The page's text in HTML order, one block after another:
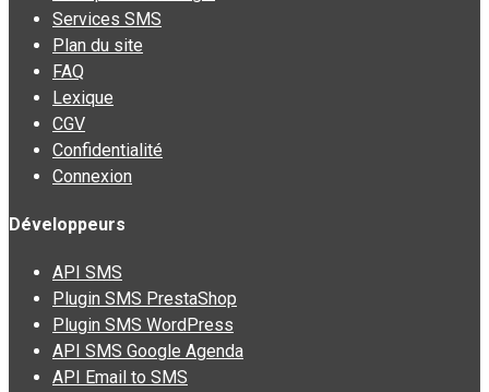
Services SMS
Plan du site
FAQ
Lexique
CGV
Confidentialité
Connexion
Développeurs
API SMS
Plugin SMS PrestaShop
Plugin SMS WordPress
API SMS Google Agenda
API Email to SMS